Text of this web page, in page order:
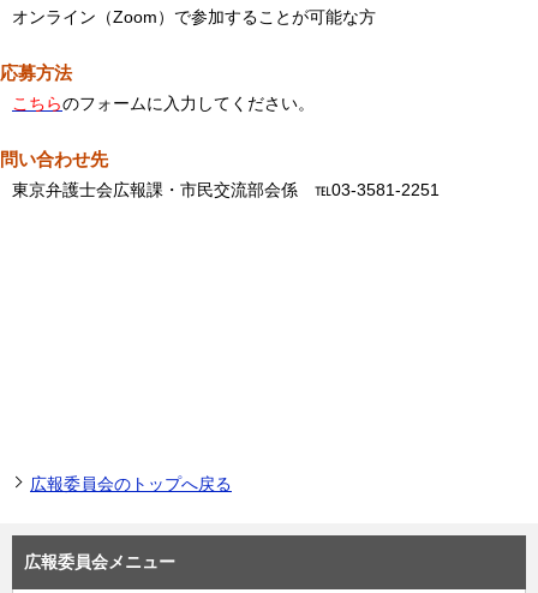
オンライン（Zoom）で参加することが可能な方
応募方法
こちらのフォームに入力してください。
問い合わせ先
東京弁護士会広報課・市民交流部会係 ℡03-3581-2251
広報委員会のトップへ戻る
広報委員会メニュー